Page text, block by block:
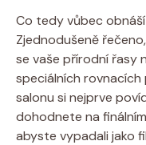
Co tedy vůbec
Zjednodušeně
se vaše přírodní řasy
speciálních
salonu si nejprve
dohodnete na
abyste vypadali jako